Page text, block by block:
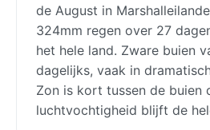
de August in
324mm regen over 27
het hele land. Zware buien
dagelijks, vaak in
Zon is kort tussen de buien
luchtvochtigheid blijft de